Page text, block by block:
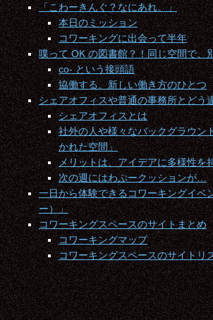
「こわーきんぐ？なにあれ。」
本日のミッション
コワーキングに出会って半年
喋って OK の図書館？！同じ空間で、
co- という接頭語
協働する。新しい働き方のひとつ
シェアオフィスや普通の事務所とどう
シェアオフィスとは
社外の人や様々なバックグラウン
かれた空間」
メリットは、アイデアに多様性を
次の週にはわぷークッションが…
一日から体験できるコワーキングイベ
ー）」
コワーキングスペースのサイトまとめ
コワーキングマップ
コワーキングスペースのサイトリ